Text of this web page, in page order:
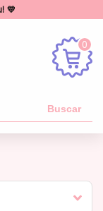
💛
0
Buscar